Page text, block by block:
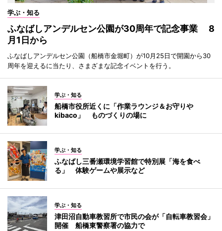
学ぶ・知る
ふなばしアンデルセン公園が30周年で記念事業 8
月1日から
ふなばしアンデルセン公園（船橋市金堀町）が10月25日で開園から30
周年を迎えるに当たり、さまざまな記念イベントを行う。
学ぶ・知る
船橋市役所近くに「作業ラウンジ＆お守りや
kibaco」 ものづくりの場に
学ぶ・知る
ふなばし三番瀬環境学習館で特別展「海を食べ
る」 体験ゲームや展示など
学ぶ・知る
津田沼自動車教習所で市民の会が「自転車教習会」
開催 船橋東警察署の協力で